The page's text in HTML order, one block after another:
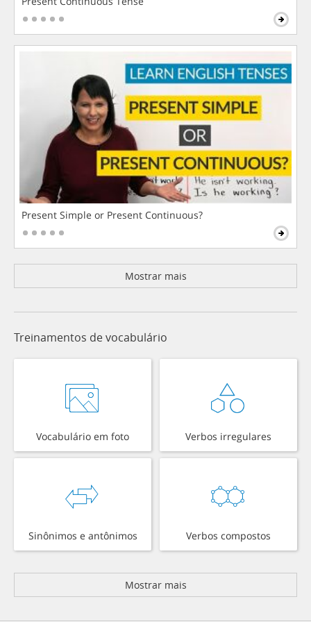
Present Simple or Present Continuous?
Mostrar mais
Treinamentos de vocabulário
Vocabulário em foto Verbos irregulares
Sinônimos e antônimos Verbos compostos
Mostrar mais